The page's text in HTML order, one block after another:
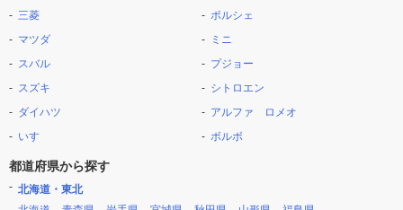
三菱
マツダ
スバル
スズキ
ダイハツ
いすゞ
ポルシェ
ミニ
プジョー
シトロエン
アルファ ロメオ
ボルボ
都道府県から探す
北海道・東北